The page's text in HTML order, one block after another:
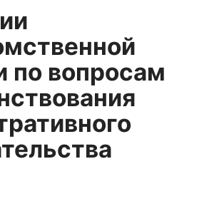
по вопросам